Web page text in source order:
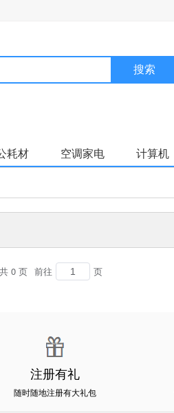
搜索
耗材 空调家电 计算机
共 0 页 前往 页
注册有礼
随时随地注册有大礼包